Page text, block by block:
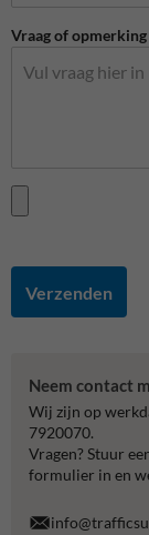
Vraag of opmerking
Verzenden
Neem contact
Wij zijn op
7920070.
Vragen? Stuur
formulier in en